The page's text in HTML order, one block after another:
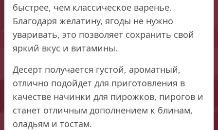
быстрее, чем классическое варенье.
Благодаря желатину, ягоды не нужно
уваривать, это позволяет сохранить свой
яркий вкус и витамины.
Десерт получается густой, ароматный,
отлично подойдет для приготовления в
качестве начинки для пирожков, пирогов и
станет отличным дополнением к блинам,
оладьям и тостам.